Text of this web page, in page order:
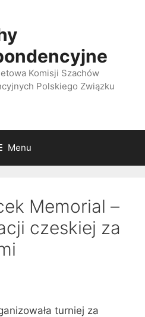
Komisji Szachów
Polskiego Związku
Menu
Memorial –
czeskiej za
turniej za